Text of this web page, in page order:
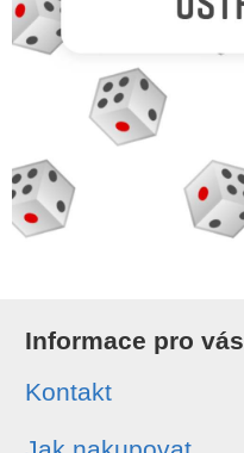
Informace pro vás
Kontakt